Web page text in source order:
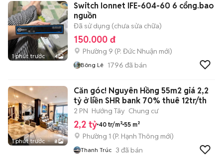
1 phút trước 4
Switch Ionnet IFE-604-60 6 cổng.bao
nguồn
Đã sử dụng (chưa sửa chữa)
150.000 đ
Phường 9 (P. Đức Nhuận mới)
Bông Lê 1796 đã bán
1 phút trước 8
Căn góc! Nguyên Hồng 55m2 giá 2,2
tỷ ở liền SHR bank 70% thuê 12tr/th
2 PN Hướng Tây Chung cư
2,2 tỷ 40 tr/m² 55 m²
Phường 1 (P. Hạnh Thông mới)
Thanh Trúc 3 đã bán